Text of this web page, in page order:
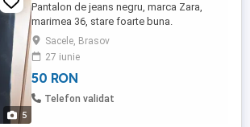
5
Pantalon de jeans negru, marca Zara,
marimea 36, stare foarte buna.
Dimensiunile se pot vedea in poze.
Sacele, Brasov
27 iunie
50 RON
Telefon validat